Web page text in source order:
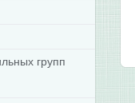
групп